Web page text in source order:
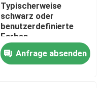
Typischerweise
schwarz oder
benutzerdefinierte
Farben
Membranbarriere
Temperatur
entsprechend dem
Anfrage absenden